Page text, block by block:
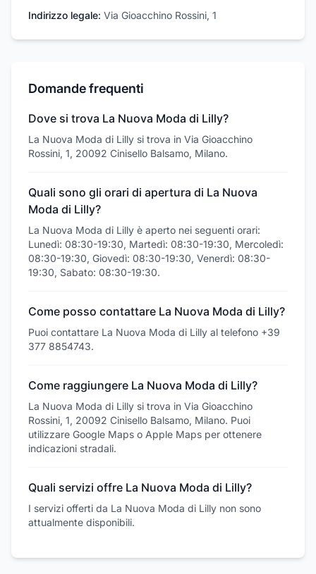
Indirizzo legale: Via Gioacchino Rossini, 1
Domande frequenti
Dove si trova La Nuova Moda di Lilly?
La Nuova Moda di Lilly si trova in Via Gioacchino
Rossini, 1, 20092 Cinisello Balsamo, Milano.
Quali sono gli orari di apertura di La Nuova
Moda di Lilly?
La Nuova Moda di Lilly è aperto nei seguenti orari:
Lunedì: 08:30-19:30, Martedì: 08:30-19:30, Mercoledì:
08:30-19:30, Giovedì: 08:30-19:30, Venerdì: 08:30-
19:30, Sabato: 08:30-19:30.
Come posso contattare La Nuova Moda di Lilly?
Puoi contattare La Nuova Moda di Lilly al telefono +39
377 8854743.
Come raggiungere La Nuova Moda di Lilly?
La Nuova Moda di Lilly si trova in Via Gioacchino
Rossini, 1, 20092 Cinisello Balsamo, Milano. Puoi
utilizzare Google Maps o Apple Maps per ottenere
indicazioni stradali.
Quali servizi offre La Nuova Moda di Lilly?
I servizi offerti da La Nuova Moda di Lilly non sono
attualmente disponibili.